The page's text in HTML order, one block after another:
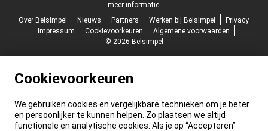
meer informatie.
Over Belsimpel
Nieuws Partners Werken bij Belsimpel
Privacy
Impressum
Cookievoorkeuren
Algemene voorwaarden
© 2026 Belsimpel
Cookievoorkeuren
We gebruiken cookies en vergelijkbare technieken om je beter
en persoonlijker te kunnen helpen. Zo plaatsen we altijd
functionele en analytische cookies. Als je op “Accepteren”